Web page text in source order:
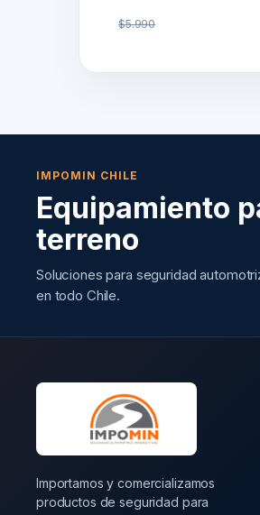
$5.990
IMPOMIN CHILE
Equipamiento
terreno
Soluciones para seguridad
en todo Chile.
Importamos y comercializamos
productos de seguridad para